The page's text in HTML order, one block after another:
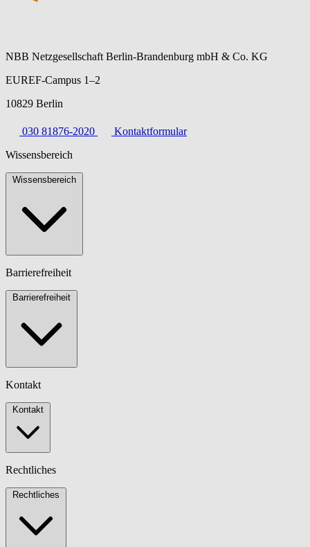
NBB Netzgesellschaft Berlin-Brandenburg mbH & Co. KG
EUREF-Campus 1–2
10829 Berlin
030 81876-2020
Kontaktformular
Wissensbereich
Wissensbereich
Barrierefreiheit
Barrierefreiheit
Kontakt
Kontakt
Rechtliches
Rechtliches